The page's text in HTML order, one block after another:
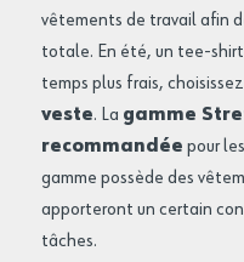
vêtements de travail afin
totale. En été, un tee-shirt
temps plus frais,
veste. La gamme
recommandée pour
gamme possède des
apporteront un certain
tâches.